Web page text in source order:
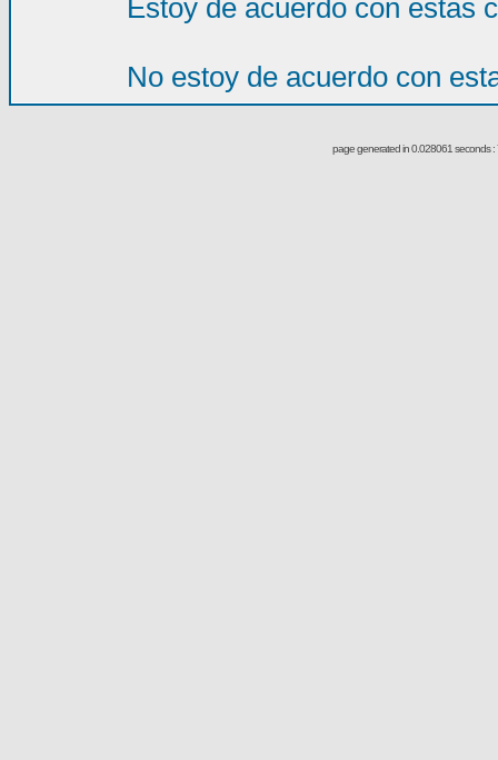
Estoy de acuerdo con estas
No estoy de acuerdo con
page generated in 0.028061 seconds :